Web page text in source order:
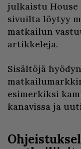
julkaistu
sivuilta löytyy
matkailun
artikkeleja.
Sisältöjä
esimerkiksi
kanavissa ja